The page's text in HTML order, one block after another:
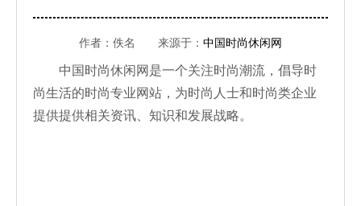
作者：佚名 来源于： 中国时尚休闲网
中国时尚休闲网是一个关注时尚潮流，倡导时
尚生活的时尚专业网站，为时尚人士和时尚类企业
提供提供相关资讯、知识和发展战略。